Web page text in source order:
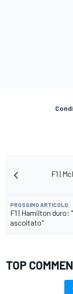
F1 |
PROSSIMO ARTICOLO
F1 | Hamilton duro:
ascoltato"
TOP